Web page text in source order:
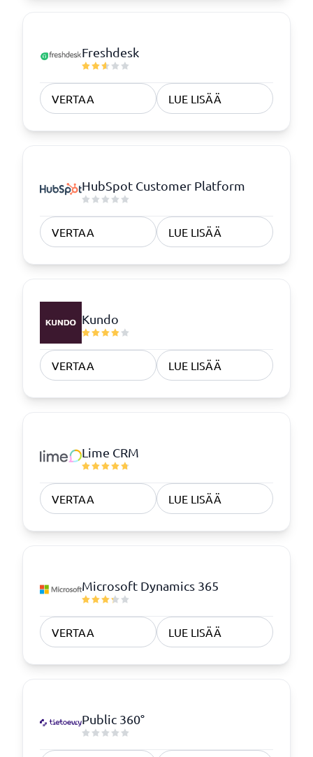
Freshdesk
VERTAA LUE LISÄÄ
HubSpot Customer Platform
VERTAA LUE LISÄÄ
Kundo
VERTAA LUE LISÄÄ
Lime CRM
VERTAA LUE LISÄÄ
Microsoft Dynamics 365
VERTAA LUE LISÄÄ
Public 360°